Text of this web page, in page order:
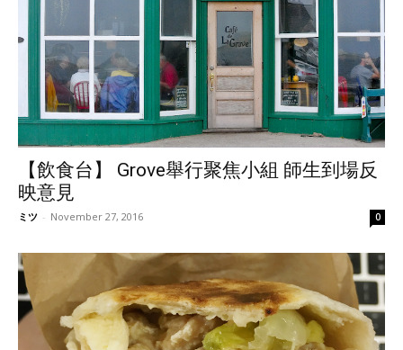
【飲食台】 Grove舉行聚焦小組 師生到場反
映意見
ミツ - November 27, 2016 0